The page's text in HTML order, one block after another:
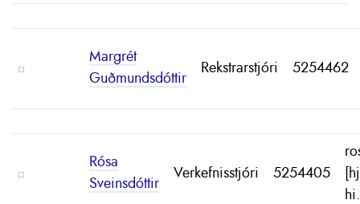
Margrét
Guðmundsdóttir
Rekstrarstjóri 5254462
Rósa
Sveinsdóttir
Verkefnisstjóri 5254405